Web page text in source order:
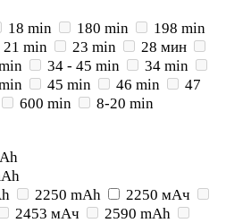
18 min 180 min
198 min
21 min 23 min
28 мин
34 - 45 min
34 min
45 min 46 min
47
600 min
8-20 min
2250 mAh
2250 мАч
2453 мАч
2590 mAh